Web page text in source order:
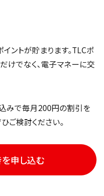
ントが貯まります。TLCポ
けでなく、電子マネーに交
込みで毎月200円の割引を
ご検討ください。
申し込む